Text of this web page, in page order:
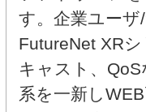
す。企業ユー
FutureNet XR
キャスト、
系を一新し